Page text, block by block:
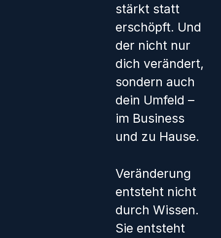
stärkt statt
erschöpft. Und
der nicht nur
dich verändert,
sondern auch
dein Umfeld –
im Business
und zu Hause.
Veränderung
entsteht nicht
durch Wissen.
Sie entsteht